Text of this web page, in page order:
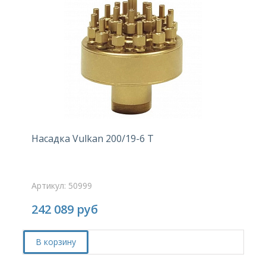
Насадка Vulkan 200/19-6 T
Артикул: 50999
242 089 руб
В корзину